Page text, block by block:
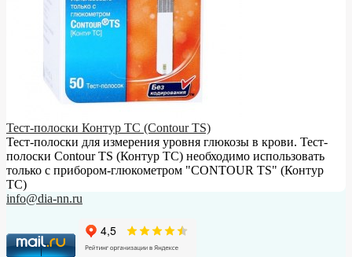
Тест-полоски Контур ТС (Contour TS)
Тест-полоски для измерения уровня глюкозы в крови. Тест-
полоски Contour TS (Контур ТС) необходимо использовать
только с прибором-глюкометром "CONTOUR TS" (Контур
ТС)
info@dia-nn.ru